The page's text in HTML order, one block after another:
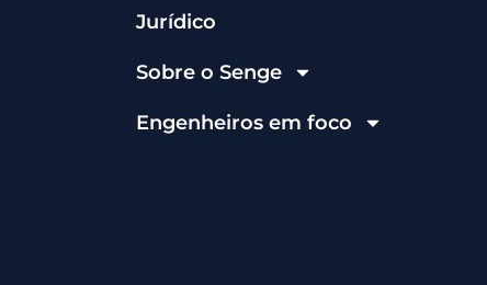
Jurídico
Sobre o Senge
Engenheiros em foco